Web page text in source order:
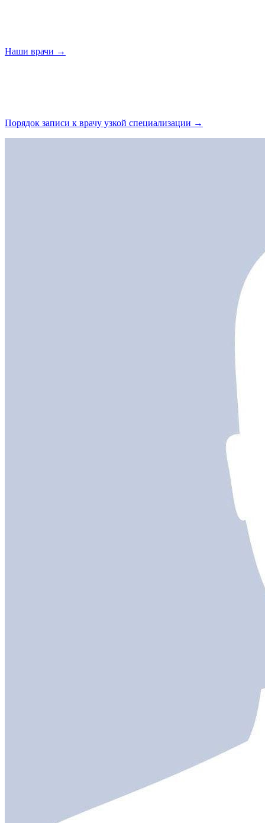
Наши врачи →
Порядок записи к врачу узкой специализации →